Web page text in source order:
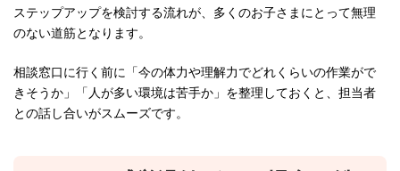
ステップアップを検討する流れが、多くのお子さまにとって無理
のない道筋となります。
相談窓口に行く前に「今の体力や理解力でどれくらいの作業がで
きそうか」「人が多い環境は苦手か」を整理しておくと、担当者
との話し合いがスムーズです。